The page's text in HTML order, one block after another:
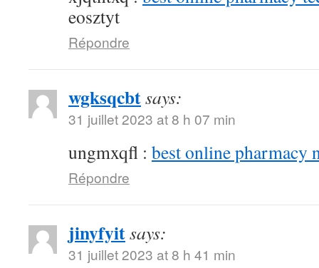
eosztyt
Répondre
wgksqcbtsays:
31 juillet 2023 at 8 h 07 min
ungmxqfl : best online pharmacy
Répondre
jinyfyitsays:
31 juillet 2023 at 8 h 41 min